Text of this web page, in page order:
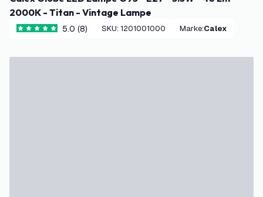
2000K - Titan - Vintage Lampe
5 Bewertungssterne
5.0 (8) SKU: 1201001000 Marke: Calex